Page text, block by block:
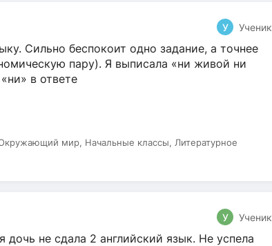
У Ученик
Сильно беспокоит одно задание, а точнее
пару). Я выписала «ни живой ни
в ответе
мир, Начальные классы, Литературное
У Ученик
не сдала 2 английский язык. Не успела